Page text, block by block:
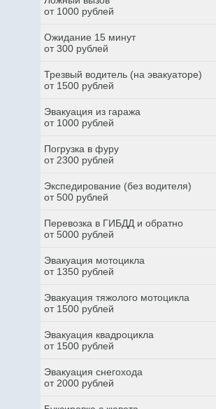
от 1000 рублей
Ожидание 15 минут
от 300 рублей
Трезвый водитель (на эвакуаторе)
от 1500 рублей
Эвакуация из гаража
от 1000 рублей
Погрузка в фуру
от 2300 рублей
Экспедирование (без водителя)
от 500 рублей
Перевозка в ГИБДД и обратно
от 5000 рублей
Эвакуация мотоцикла
от 1350 рублей
Эвакуация тяжолого мотоцикла
от 1500 рублей
Эвакуация квадроцикла
от 1500 рублей
Эвакуация снегохода
от 2000 рублей